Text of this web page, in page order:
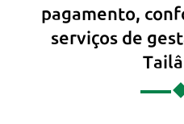
pagamento,
serviços de